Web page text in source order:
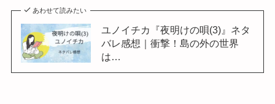
あわせて読みたい
ユノイチカ『夜明けの唄(3)』ネタ
バレ感想｜衝撃！島の外の世界
は…